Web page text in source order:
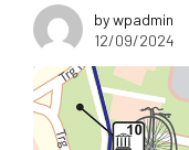
by wpadmin
12/09/2024